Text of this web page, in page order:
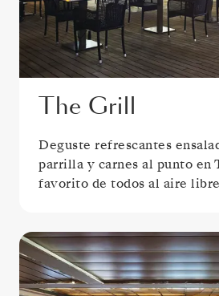
The Grill
Deguste refrescantes
parrilla y carnes al punto en
favorito de todos al aire